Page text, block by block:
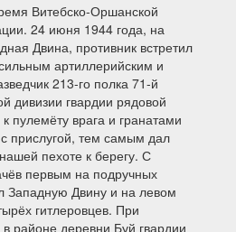
Витебско-Оршанской
24 июня 1944 года, на
Двина, противник встретил
артиллерийским и
213-го полка 71-й
дивизии гвардии рядовой
пулемёту врага и гранатами
прислугой, тем самым дал
пехоте к берегу. С
первым на подручных
Западную Двину и на левом
гитлеровцев. При
районе деревни Буй гвардии